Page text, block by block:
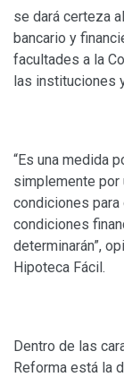
se dará certeza
bancario y
facultades a la
las instituciones
“Es una medida
simplemente por
condiciones
condiciones
determinarán”,
Hipoteca Fácil.
Dentro de las
Reforma está la